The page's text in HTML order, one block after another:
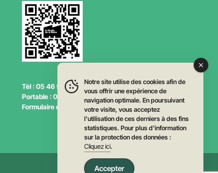
Tél : 05 46 91 12 92
Portable : 06 56 80 24 91
Formulaire de contact :Cliquez ici
Notre site utilise des cookies afin de
vous offrir une expérience de
navigation optimale. En poursuivant
votre visite, vous acceptez
l'utilisation de ces derniers à des fins
statistiques. Pour plus d'information
sur la protection des données :
Cliquez ici.
Accepter